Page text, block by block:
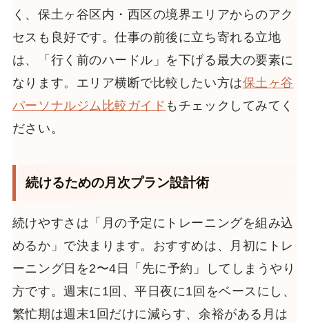
く、保土ヶ谷区内・西区の境界エリアからのアク
セスも良好です。仕事の前後に立ち寄れる立地
は、「行く前のハードル」を下げる最大の要素に
なります。エリア横断で比較したい方は保土ヶ谷
パーソナルジム比較ガイド もチェックしてみてく
ださい。
続けるための月次プラン設計術
続けやすさは「月の予定にトレーニングを組み込
めるか」で決まります。おすすめは、月初にトレ
ーニング日を2〜4日「先に予約」してしまうやり
方です。週末に1回、平日夜に1回をベースにし、
繁忙期は週末1回だけに減らす、余裕がある月は